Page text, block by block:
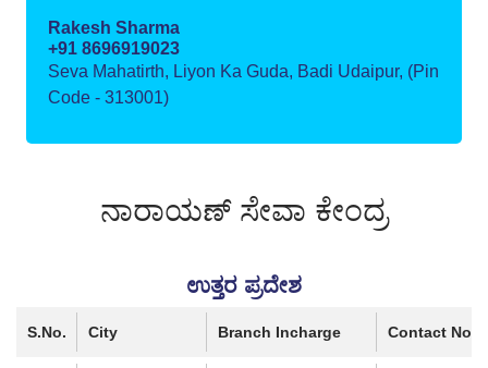
Rakesh Sharma
+91 8696919023
Seva Mahatirth, Liyon Ka Guda, Badi Udaipur, (Pin
Code - 313001)
ನಾರಾಯಣ್ ಸೇವಾ ಕೇಂದ್ರ
ಉತ್ತರ ಪ್ರದೇಶ
S.No. City Branch Incharge Contact No.